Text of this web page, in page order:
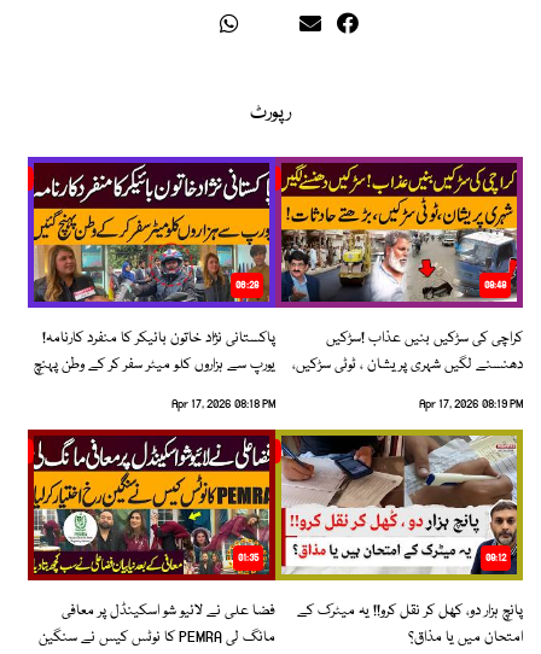
رپورٹ
08:48
کراچی کی سڑکیں بنیں عذاب !سڑکیں
دھنسنے لگیں شہری پریشان ، ٹوٹی سڑکیں،
Apr 17, 2026 08:19 PM
06:28
پاکستانی نژاد خاتون بائیکر کا منفرد کارنامہ!
یورپ سے ہزاروں کلو میٹر سفر کر کے وطن پہنچ
Apr 17, 2026 08:18 PM
09:12
پانچ ہزار دو، کھل کر نقل کرو!! یہ میٹرک کے
امتحان میں یا مذاق؟
01:35
فضا علی نے لائیو شو اسکینڈل پر معافی
مانگ لی PEMRA کا نوٹس کیس نے سنگین